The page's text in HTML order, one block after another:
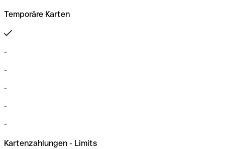
Temporäre Karten
-
-
-
-
-
Kartenzahlungen - Limits